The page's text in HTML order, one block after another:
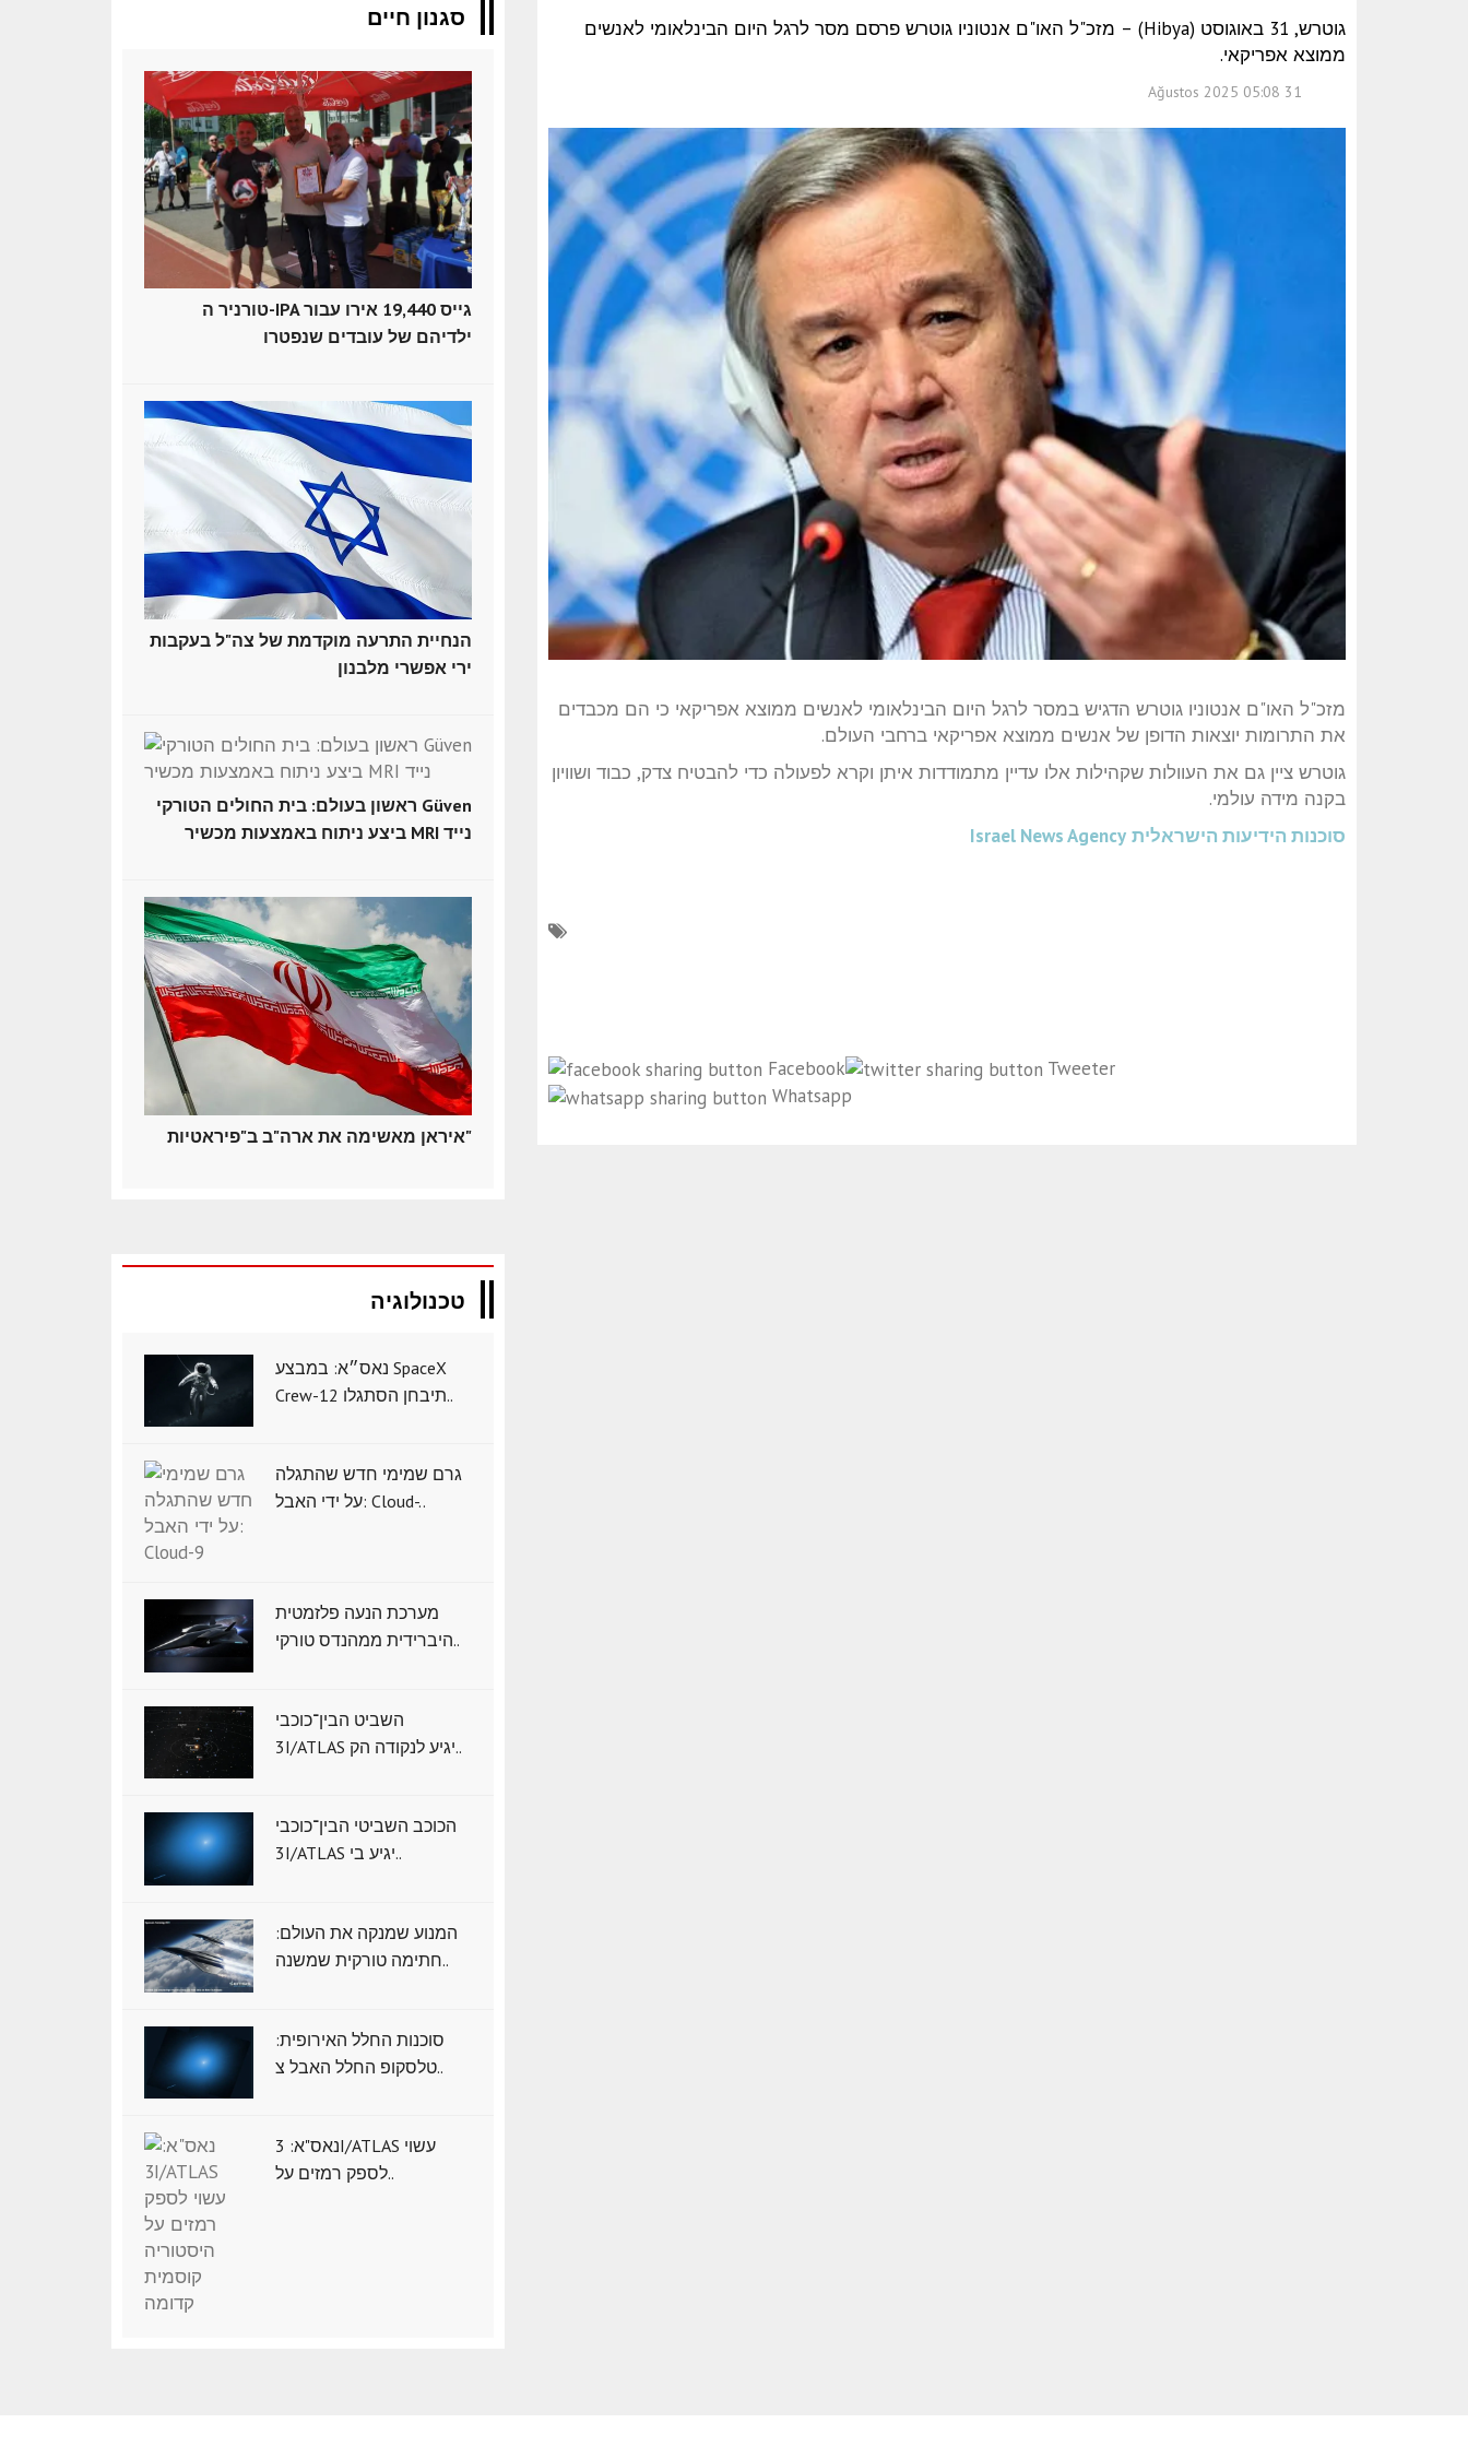
גוטרש, 31 באוגוסט (Hibya) – מזכ"ל האו"ם אנטוניו גוטרש פרסם מסר לרגל היום הבינלאומי לאנשים
ממוצא אפריקאי.
31 Ağustos 2025 05:08
מזכ"ל האו"ם אנטוניו גוטרש הדגיש במסר לרגל היום הבינלאומי לאנשים ממוצא אפריקאי כי הם מכבדים
את התרומות יוצאות הדופן של אנשים ממוצא אפריקאי ברחבי העולם.
גוטרש ציין גם את העוולות שקהילות אלו עדיין מתמודדות איתן וקרא לפעולה כדי להבטיח צדק, כבוד ושוויון
בקנה מידה עולמי.
סוכנות הידיעות הישראלית Israel News Agency
Facebook
Tweeter
Whatsapp
סגנון חיים
טורניר ה-IPA גייס 19,440 אירו עבור
ילדיהם של עובדים שנפטרו
הנחיית התרעה מוקדמת של צה"ל בעקבות
ירי אפשרי מלבנון
ראשון בעולם: בית החולים הטורקי Güven
ביצע ניתוח באמצעות מכשיר MRI נייד
איראן מאשימה את ארה"ב ב"פיראטיות"
טכנולוגיה
נאס״א: במבצע SpaceX
Crew-12 תיבחן הסתגלו..
גרם שמימי חדש שהתגלה
על ידי האבל: Cloud-..
מערכת הנעה פלזמטית
היברידית ממהנדס טורקי..
השביט הבין־כוכבי
3I/ATLAS יגיע לנקודה הק..
הכוכב השביטי הבין־כוכבי
3I/ATLAS יגיע בי..
המנוע שמנקה את העולם:
חתימה טורקית שמשנה..
סוכנות החלל האירופית:
טלסקופ החלל האבל צ..
נאס"א: ‏3I/ATLAS עשוי
לספק רמזים על..